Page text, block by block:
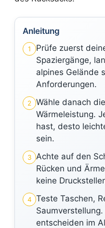
Anleitung
1
Prüfe zuerst
Spaziergänge,
alpines Gelände
Anforderungen.
2
Wähle danach
Wärmeleistung.
hast, desto
sein.
3
Achte auf den
Rücken und
keine
4
Teste Taschen,
entscheiden im